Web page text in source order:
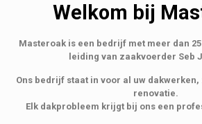
Welkom bij
Masteroak is een bedrijf met meer dan
leiding van zaakvoerder Seb
Ons bedrijf staat in voor al uw
renovatie.
Elk dakprobleem krijgt bij ons een